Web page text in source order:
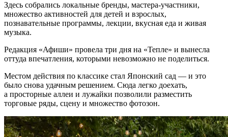
Здесь собрались локальные бренды, мастера-участники,
множество активностей для детей и взрослых,
познавательные программы, лекции, вкусная еда и живая
музыка.
Редакция «Афиши» провела три дня на «Тепле» и вынесла
оттуда впечатления, которыми невозможно не поделиться.
Местом действия по классике стал Японский сад — и это
было снова удачным решением. Сюда легко доехать,
а просторные аллеи и лужайки позволили разместить
торговые ряды, сцену и множество фотозон.